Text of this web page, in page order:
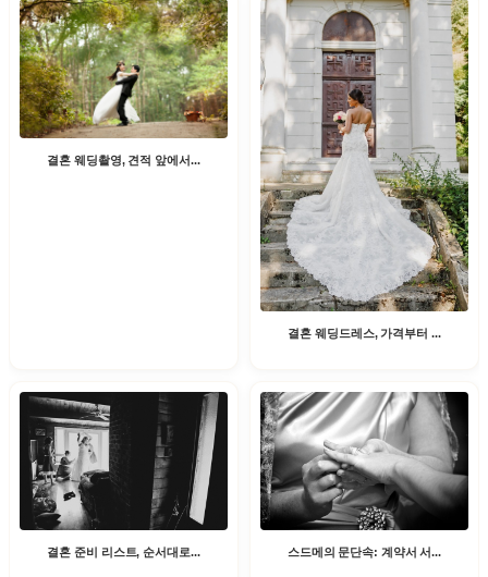
결혼 웨딩촬영, 견적 앞에서...
결혼 웨딩드레스, 가격부터 ...
결혼 준비 리스트, 순서대로... 스드메의 문단속: 계약서 서...